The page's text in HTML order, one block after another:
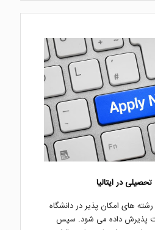
در ایتالیا
های امکان پذیر در دانشگاه
پذیرش داده می شود. سپس